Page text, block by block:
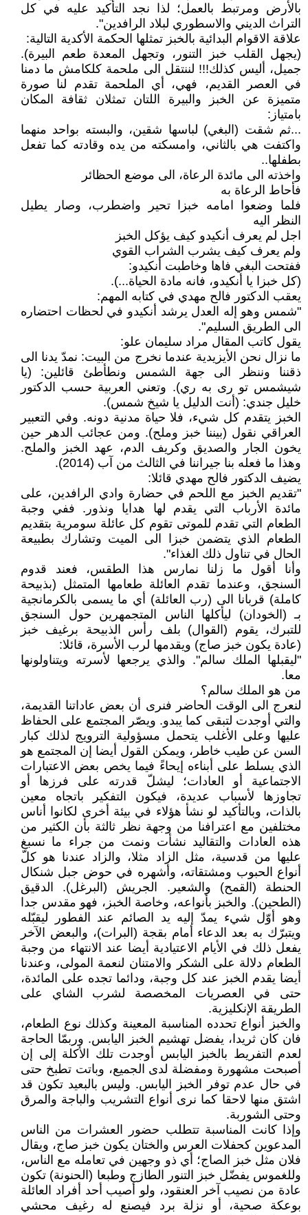
بالأرض ومرتبط بالعمل؛ لذا نجد التأكيد عليه في كل
التراث الديني والاسطوري لبلاد الرافدين".
علاقة الاقوام البدائية بالخبز تمثلها الحكمة الأكدية التالية:
(يجهل القلب خبز التنور، وتجهل المعدة طعم البيرة).
جميل، أليس كذلك!!! لننتقل الى ملحمة كلكامش ما دمنا
في العصر القديم، فهي، أي الملحمة تقدم لنا صورة
متميزة عن الخبز والبيرة اللتان تمثلان ثقافة المكان
بامتياز:
...ثم شقت (البغي) لباسها شقين، والبسته بواحد منهما
واكتفت هي بالثاني، وامسكته من يده وقادته كما تفعل
بطفلها..
واخذته الى مائدة الرعاة، الى موضع الحظائر
فأحاط الرعاة به
فلما وضعوا امامه خبزا تحير واضطرب، وصار يطيل
النظر اليه
اجل لم يعرف أنكيدو كيف يؤكل الخبز
ولم يعرف كيف يشرب الشراب القوي
ففتحت البغي فاها وخاطبت أنكيدو:
(كل خبزا يا أنكيدو، فانه مادة الحياة...).
يعقب الدكتور فالح مهدي في كتابه المهم:
"شمس وهو إله العدل يرشد أنكيدو في لحظات احتضاره
الى الطريق السليم".
يقول كاتب المقال مراد سليمان علو:
ما نزال نحن الأيزيدية عندما نخرج من البيت: نمدّ يدنا الى
ذقننا وننظر الى جهة الشمس ونطأطئ قائلين: (يا
شيشمس تو رى به ري). وتعني العربية حسب الدكتور
خليل جندي: (أنت الدليل يا شيخ شمس).
الخبز يتقدم كل شيء، فلا حياة مدنية دونه. وفي التعبير
العراقي نقول (بيننا خبز وملح). ومن عجائب الدهر حين
يخون الجار والصديق وكريف الدم، عهد الخبز والملح.
وهذا ما فعله بنا جيراننا في الثالث من آب (2014).
يضيف الدكتور فالح مهدي قائلا:
"تقديم الخبز مع اللحم في حضارة وادي الرافدين، على
مائدة الأرباب التي يقدم لها هدايا ونذور. ففي وجبة
الطعام التي تقدم للموتى تقوم كل عائلة سومرية بتقديم
الطعام الذي يتضمن خبزا الى الميت وتشارك بطبيعة
الحال في تناول ذلك الغذاء".
وأنا أقول ما زلنا نمارس هذا الطقس، فعند قدوم
السنجق، وعندما تقدم العائلة طعامها المتمثل (بذبيحة
كاملة) قربانا الى (رب العائلة) أي ما يسمى بالكرمانجية
بـ (الخودان) ليأكلها الناس المتجمهرين حول السنجق
للتبرك، يقوم (القوال) بلف رأس الذبيحة برغيف خبز
(عادة يكون خبز صاج) ويقدمها لرب الأسرة، قائلا:
"ليقبلها الملك سالم". والذي يرجعها لأسرته ويتناولونها
معا.
من هو الملك سالم؟
لنعرج الى الوقت الحاضر فنرى أن بعض عاداتنا القديمة،
والتي أوجدت لتبقى كما يبدو. ويصّر المجتمع على الحفاظ
عليها وعلى الأغلب يتحمل مسؤولية الترويج لذلك كبار
السن عن طيب خاطر، ويمكن القول أيضا إن المجتمع هو
الذي يسلط على أبناءه إيحاءً فيما يخص بعض الاعتبارات
الاجتماعية أو العادات؛ ليشلّ قدرته على فرزها أو
تجاوزها لأسباب عديدة، فيكون التفكير باتجاه معين
بالذات، وبالتأكيد لو نشأ هؤلاء في بيئة أخرى لكانوا أناس
مختلفين مع اعترافنا من وجهة نظر ثالثة بأن الكثير من
هذه العادات والتقاليد نشأت ونمت من جراء ما نسبغ
عليها من قدسية، مثل الزاد مثلا، والزاد عندنا هو كلّ
أنواع الحبوب ومشتقاته، وأشهره في حوض جبل شنكال
الحنطة (القمح) والشعير. الجريش (البرغل). الدقيق
(الطحين). والخبز بأنواعه، وخاصة الخبز، فهو مقدس جدا
وهو أوّل شيء يمدّ إليه يد الصائم عند الفطور ليقبّله
ويتبرّك به بعد الدعاء أمام بقجة (البرات)، والبعض الآخر
يفعل ذلك في الأيام الاعتيادية أيضا عند الانتهاء من وجبة
الطعام دلالة على الشكر والامتنان لنعمة المولى، وعندنا
أيضا يقدم الخبز عند كل وجبة، ودائما تجده على المائدة،
حتى في العصريات المخصصة لشرب الشاي على
الطريقة الإنكليزية.
والخبز أنواع تحدده المناسبة المعينة وكذلك نوع الطعام،
فان كان ثريدا، يفضل تهشيم الخبز اليابس. وربمّا الحاجة
لعدم التفريط بالخبز اليابس أوجدت تلك الأكلة إلى إن
أصبحت مشهورة ومفضلة لدى الجميع، وباتت تطبخ حتى
في حال عدم توفر الخبز اليابس. وليس بالبعيد تكون قد
اشتق منها لاحقا كما نرى أنواع التشريب والباجة والمرق
وحتى الشوربة.
وإذا كانت المناسبة تتطلب حضور العشرات من الناس
المدعوين كحفلات العرس والختان يكون خبز صاج، ويقال
فلان مثل خبز الصاج؛ أي ذو وجهين في تعامله مع الناس،
وللغموس يفضّل خبز التنور الطازج وطبعا (الحنونة) تكون
عادة من نصيب آخر العنقود، ولو أصيب أحد أفراد العائلة
بوعكة صحية، أو نزلة برد فيصنع له رغيف محشي